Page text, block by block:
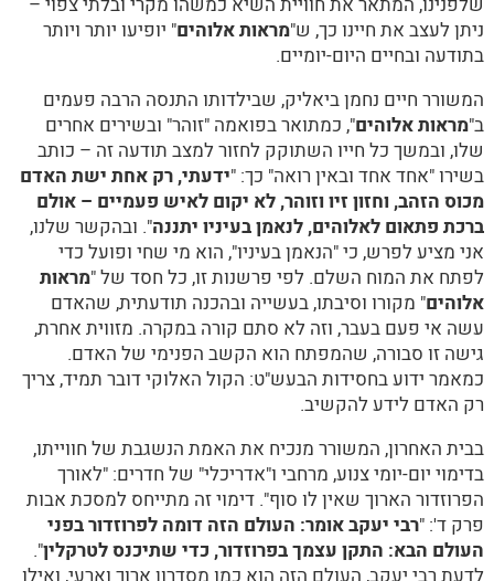
ניתן לעצב את חיינו כך, ש"מראות אלוהים" יופיעו יותר ויותר
בתודעה ובחיים היום-יומיים.
המשורר חיים נחמן ביאליק, שבילדותו התנסה הרבה פעמים
ב"מראות אלוהים", כמתואר בפואמה "זוהר" ובשירים אחרים
שלו, ובמשך כל חייו השתוקק לחזור למצב תודעה זה – כותב
בשירו "אחד אחד ובאין רואה" כך: "ידעתי, רק אחת ישת האדם
מכוס הזהב, וחזון זיו וזוהר, לא יקום לאיש פעמיים – אולם
ברכת פתאום לאלוהים, לנאמן בעיניו יתננה". ובהקשר שלנו,
אני מציע לפרש, כי "הנאמן בעיניו", הוא מי שחי ופועל כדי
לפתח את המוח השלם. לפי פרשנות זו, כל חסד של "מראות
אלוהים" מקורו וסיבתו, בעשייה ובהכנה תודעתית, שהאדם
עשה אי פעם בעבר, וזה לא סתם קורה במקרה. מזווית אחרת,
גישה זו סבורה, שהמפתח הוא הקשב הפנימי של האדם.
כמאמר ידוע בחסידות הבעש"ט: הקול האלוקי דובר תמיד, צריך
רק האדם לידע להקשיב.
בבית האחרון, המשורר מנכיח את האמת הנשגבת של חווייתו,
בדימוי יום-יומי צנוע, מרחבי ו"אדריכלי" של חדרים: "לאורך
הפרוזדור הארוך שאין לו סוף". דימוי זה מתייחס למסכת אבות
פרק ד': "רבי יעקב אומר: העולם הזה דומה לפרוזדור בפני
העולם הבא: התקן עצמך בפרוזדור, כדי שתיכנס לטרקלין".